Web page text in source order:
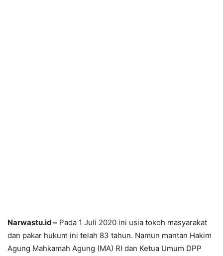
Narwastu.id – Pada 1 Juli 2020 ini usia tokoh masyarakat
dan pakar hukum ini telah 83 tahun. Namun mantan Hakim
Agung Mahkamah Agung (MA) RI dan Ketua Umum DPP